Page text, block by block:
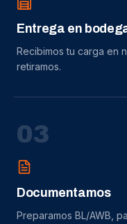
Entrega en
Recibimos tu carga en
retiramos.
03
Documentamos
Preparamos BL/AWB,